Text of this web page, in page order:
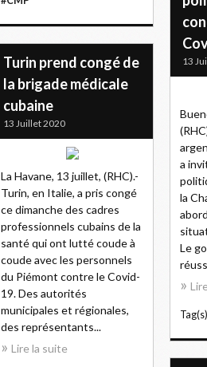
13
a
la
Le
Turin prend congé de
la brigade médicale
cubaine
13 Juillet 2020
La Havane, 13 juillet, (RHC).-
Turin, en Italie, a pris congé
ce dimanche des cadres
professionnels cubains de la
santé qui ont lutté coude à
coude avec les personnels
du Piémont contre le Covid-
19. Des autorités
municipales et régionales,
des représentants...
Lire la suite